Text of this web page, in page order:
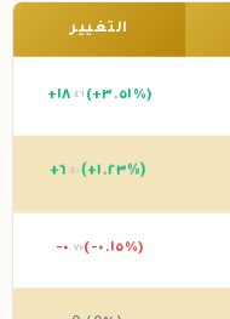
التغيير
+١٨ .٤٦ (+٣.٥١%)
+٦ .٤٠ (+١.٢٣%)
-٠ .٧٧ (-٠.١٥%)